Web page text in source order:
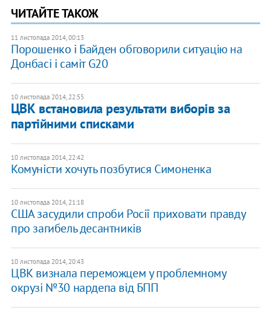
ЧИТАЙТЕ ТАКОЖ
11 листопада 2014, 00:13
Порошенко і Байден обговорили ситуацію на
Донбасі і саміт G20
10 листопада 2014, 22:55
ЦВК встановила результати виборів за
партійними списками
10 листопада 2014, 22:42
Комуністи хочуть позбутися Симоненка
10 листопада 2014, 21:18
США засудили спроби Росії приховати правду
про загибель десантників
10 листопада 2014, 20:43
ЦВК визнала переможцем у проблемному
окрузі №30 нардепа від БПП